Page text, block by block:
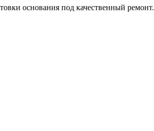
основания под качественный ремонт.